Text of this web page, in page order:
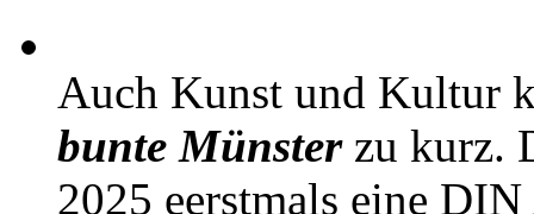
Auch Kunst und Kultur
bunte Münsterzu kurz.
2025 eerstmals eine